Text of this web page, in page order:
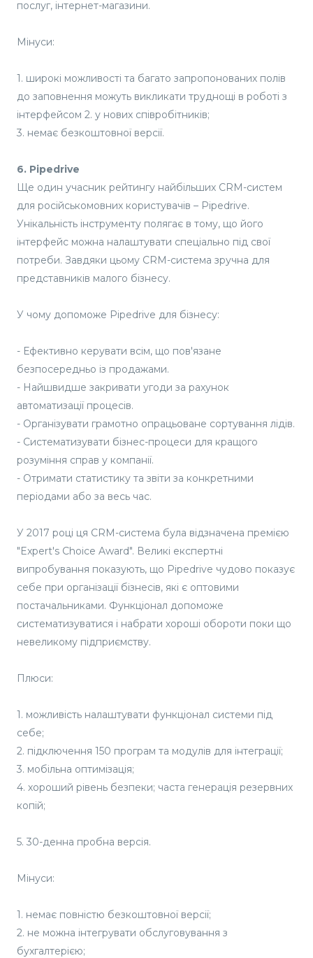
послуг, інтернет-магазини.
Мінуси:
1. широкі можливості та багато запропонованих полів
до заповнення можуть викликати труднощі в роботі з
інтерфейсом 2. у нових співробітників;
3. немає безкоштовної версії.
6. Pipedrive
Ще один учасник рейтингу найбільших CRM-систем
для російськомовних користувачів – Pipedrive.
Унікальність інструменту полягає в тому, що його
інтерфейс можна налаштувати спеціально під свої
потреби. Завдяки цьому CRM-система зручна для
представників малого бізнесу.
У чому допоможе Pipedrive для бізнесу:
- Ефективно керувати всім, що пов'язане
безпосередньо із продажами.
- Найшвидше закривати угоди за рахунок
автоматизації процесів.
- Організувати грамотно опрацьоване сортування лідів.
- Систематизувати бізнес-процеси для кращого
розуміння справ у компанії.
- Отримати статистику та звіти за конкретними
періодами або за весь час.
У 2017 році ця CRM-система була відзначена премією
"Expert's Choice Award". Великі експертні
випробування показують, що Pipedrive чудово показує
себе при організації бізнесів, які є оптовими
постачальниками. Функціонал допоможе
систематизуватися і набрати хороші обороти поки що
невеликому підприємству.
Плюси:
1. можливість налаштувати функціонал системи під
себе;
2. підключення 150 програм та модулів для інтеграції;
3. мобільна оптимізація;
4. хороший рівень безпеки; часта генерація резервних
копій;
5. 30-денна пробна версія.
Мінуси:
1. немає повністю безкоштовної версії;
2. не можна інтегрувати обслуговування з
бухгалтерією;